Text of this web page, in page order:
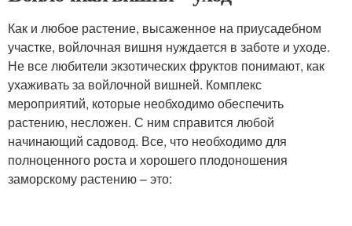
Как и любое растение, высаженное на приусадебном
участке, войлочная вишня нуждается в заботе и уходе.
Не все любители экзотических фруктов понимают, как
ухаживать за войлочной вишней. Комплекс
мероприятий, которые необходимо обеспечить
растению, несложен. С ним справится любой
начинающий садовод. Все, что необходимо для
полноценного роста и хорошего плодоношения
заморскому растению – это: